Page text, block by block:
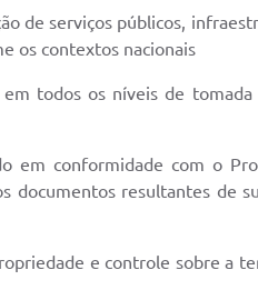
de serviços públicos,
os contextos nacionais
todos os níveis de tomada
em conformidade com o
documentos resultantes de
e controle sobre a